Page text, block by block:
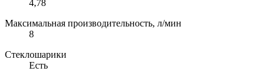
4,78
Максимальная производительность, л/мин
8
Стеклошарики
Есть